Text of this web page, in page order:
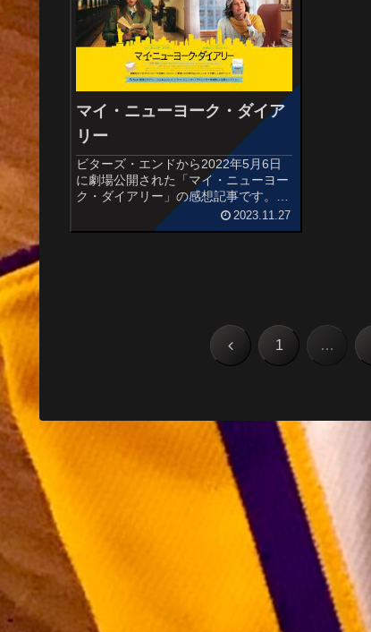
マイ・ニューヨーク・ダイア
リー
ビターズ・エンドから2022年5月6日
に劇場公開された「マイ・ニューヨー
ク・ダイアリー」の感想記事です。
「ライ麦畑でつかまえて」などで知ら
れるアメリカの小説家J・D・サリンジ
2023.11.27
前 1 …